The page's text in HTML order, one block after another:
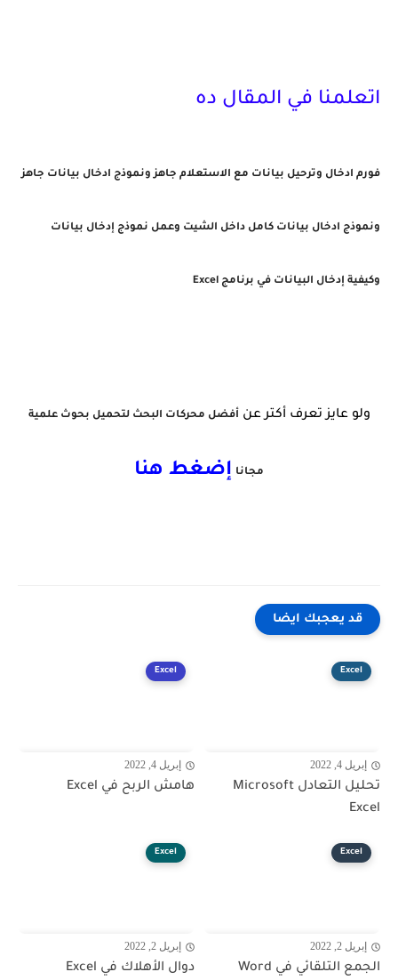
اتعلمنا في المقال ده
فورم ادخال وترحيل بيانات مع الاستعلام جاهز ونموذج ادخال بيانات جاهز
ونموذج ادخال بيانات كامل داخل الشيت وعمل نموذج إدخال بيانات
وكيفية إدخال البيانات في برنامج Excel
ولو عايز تعرف أكتر عن أفضل محركات البحث لتحميل بحوث علمية
مجانا إضغط هنا
قد يعجبك ايضا
Excel
إبريل 4, 2022
تحليل التعادل Microsoft
Excel
Excel
إبريل 4, 2022
هامش الربح في Excel
Excel
إبريل 2, 2022
الجمع التلقائي في Word
Excel
إبريل 2, 2022
دوال الأهلاك في Excel